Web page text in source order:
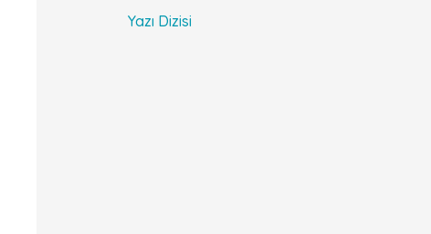
Yazı Dizisi